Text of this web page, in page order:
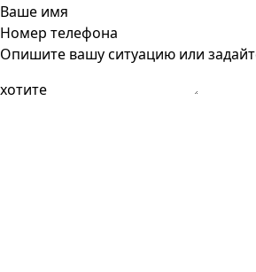
Ваше имя
Номер телефона
Опишите вашу ситуацию или
хотите